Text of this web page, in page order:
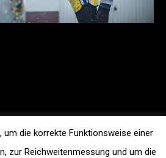
um die korrekte Funktionsweise einer
zur Reichweitenmessung und um die